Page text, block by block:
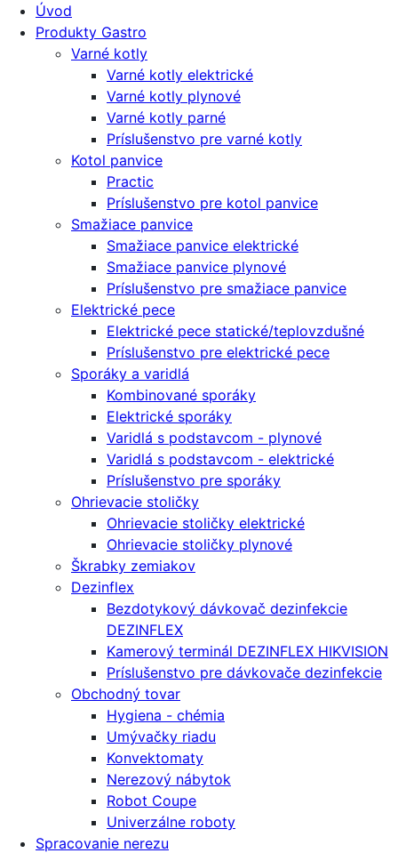
Úvod
Produkty Gastro
Varné kotly
Varné kotly elektrické
Varné kotly plynové
Varné kotly parné
Príslušenstvo pre varné kotly
Kotol panvice
Practic
Príslušenstvo pre kotol panvice
Smažiace panvice
Smažiace panvice elektrické
Smažiace panvice plynové
Príslušenstvo pre smažiace panvice
Elektrické pece
Elektrické pece statické/teplovzdušné
Príslušenstvo pre elektrické pece
Sporáky a varidlá
Kombinované sporáky
Elektrické sporáky
Varidlá s podstavcom - plynové
Varidlá s podstavcom - elektrické
Príslušenstvo pre sporáky
Ohrievacie stoličky
Ohrievacie stoličky elektrické
Ohrievacie stoličky plynové
Škrabky zemiakov
Dezinflex
Bezdotykový dávkovač dezinfekcie
DEZINFLEX
Kamerový terminál DEZINFLEX HIKVISION
Príslušenstvo pre dávkovače dezinfekcie
Obchodný tovar
Hygiena - chémia
Umývačky riadu
Konvektomaty
Nerezový nábytok
Robot Coupe
Univerzálne roboty
Spracovanie nerezu